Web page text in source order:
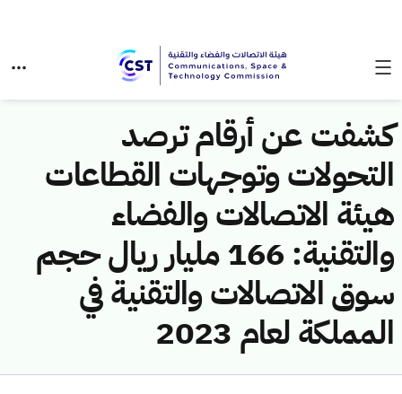
كشفت عن أرقام ترصد
التحولات وتوجهات القطاعات
هيئة الاتصالات والفضاء
والتقنية: 166 مليار ريال حجم
سوق الاتصالات والتقنية في
المملكة لعام 2023